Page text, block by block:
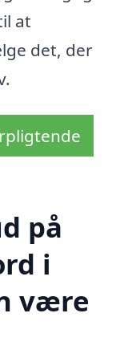
at
det, der
på
i
være